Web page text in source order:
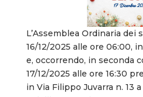
L’Assemblea Ordinaria dei
16/12/2025 alle ore 06:00,
e, occorrendo, in seconda
17/12/2025 alle ore 16:30
in Via Filippo Juvarra n. 13